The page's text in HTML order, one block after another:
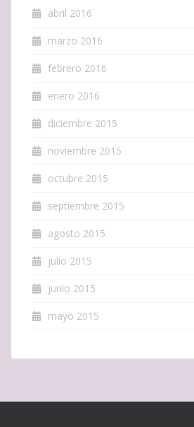
abril 2016
marzo 2016
febrero 2016
enero 2016
diciembre 2015
noviembre 2015
octubre 2015
septiembre 2015
agosto 2015
julio 2015
junio 2015
mayo 2015